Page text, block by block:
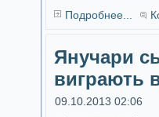
Подробнее...
Янучари
виграють
09.10.2013 02:06